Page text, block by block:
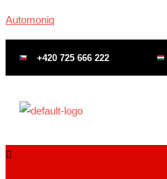
na
Automoniq
+420 725 666 222
Menu